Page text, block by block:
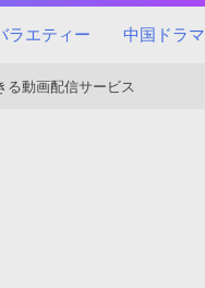
ラエティー 中国ドラマ
る動画配信サービス